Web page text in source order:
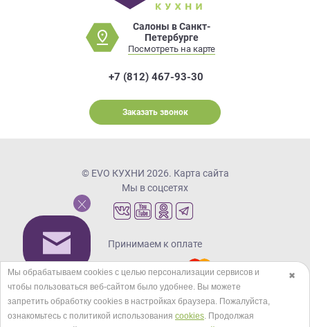
Салоны в Санкт-
Петербурге
Посмотреть на карте
+7 (812) 467-93-30
Заказать звонок
© EVO КУХНИ 2026. Карта сайта
Мы в соцсетях
Принимаем к оплате
Кредиты и рассрочка
✖
Мы обрабатываем cookies с целью персонализации сервисов и
чтобы пользоваться веб-сайтом было удобнее. Вы можете
запретить обработку сookies в настройках браузера. Пожалуйста,
ознакомьтесь с политикой использования cookies. Продолжая